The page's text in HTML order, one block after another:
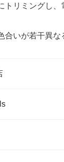
リミングし
いが若干異な